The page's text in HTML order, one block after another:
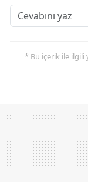
* Bu içerik ile ilgili